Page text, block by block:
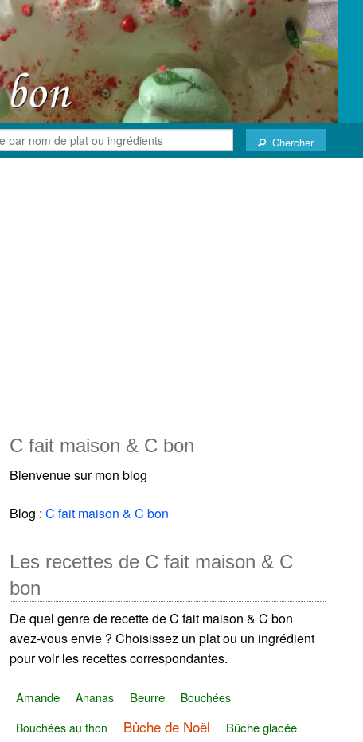
Chercher
C fait maison & C bon
Bienvenue sur mon blog
Blog :C fait maison & C bon
Les recettes de C fait maison & C
bon
De quel genre de recette de C fait maison & C bon
avez-vous envie ? Choisissez un plat ou un ingrédient
pour voir les recettes correspondantes.
Amande Ananas Beurre
Bouchées
Bouchées au thon
Bûche de Noël Bûche glacée